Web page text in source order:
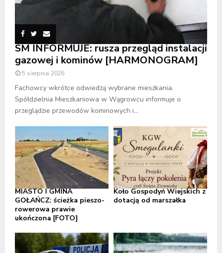
SM INFORMUJE: rusza przegląd instalacji
gazowej i kominów [HARMONOGRAM]
5 sierpnia 2026
Fachowcy wkrótce odwiedzą wybrane mieszkania.
Spółdzielnia Mieszkaniowa w Wągrowcu informuje o
przeglądzie przewodów kominowych i...
MIASTO I GMINA
GOŁAŃCZ: ścieżka pieszo-
rowerowa prawie
ukończona [FOTO]
Koło Gospodyń Wiejskich z
dotacją od marszałka